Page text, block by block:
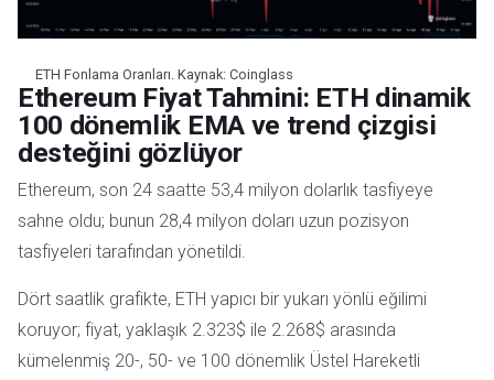
ETH Fonlama Oranları. Kaynak: Coinglass
Ethereum Fiyat Tahmini: ETH dinamik
100 dönemlik EMA ve trend çizgisi
desteğini gözlüyor
Ethereum, son 24 saatte 53,4 milyon dolarlık tasfiyeye
sahne oldu; bunun 28,4 milyon doları uzun pozisyon
tasfiyeleri tarafından yönetildi.
Dört saatlik grafikte, ETH yapıcı bir yukarı yönlü eğilimi
koruyor; fiyat, yaklaşık 2.323$ ile 2.268$ arasında
kümelenmiş 20-, 50- ve 100 dönemlik Üstel Hareketli